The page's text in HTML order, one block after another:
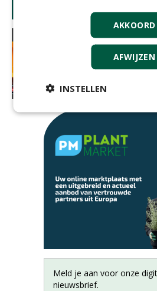
Meld je aan voor onze
nieuwsbrief.
AKKOORD
AFWIJZEN
INSTELLEN